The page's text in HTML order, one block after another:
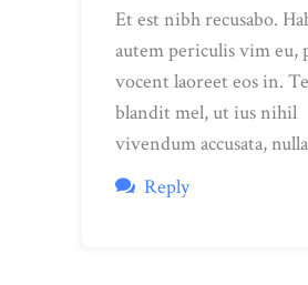
Et est nibh recusabo.
autem periculis vim eu,
vocent laoreet eos in.
blandit mel, ut ius nihil
vivendum accusata,
Reply